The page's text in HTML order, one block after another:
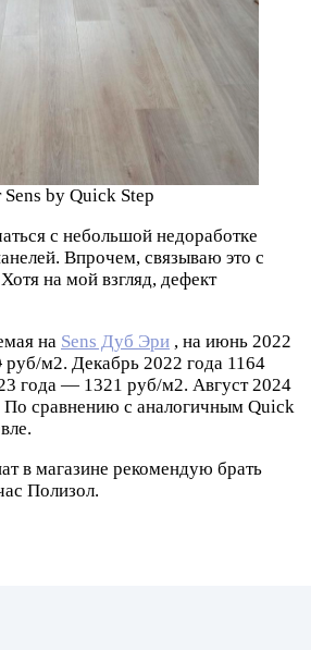
by Quick Step
с небольшой недоработке
Впрочем, связываю это с
на мой взгляд, дефект
на Sens Дуб Эри , на июнь 2022
руб/м2. Декабрь 2022 года 1164
года — 1321 руб/м2. Август 2024
сравнению с аналогичным Quick
в магазине рекомендую брать
Полизол.